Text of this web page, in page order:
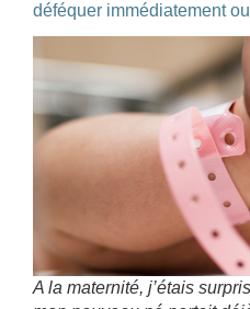
déféquer immédiatement
A la maternité, j’étais